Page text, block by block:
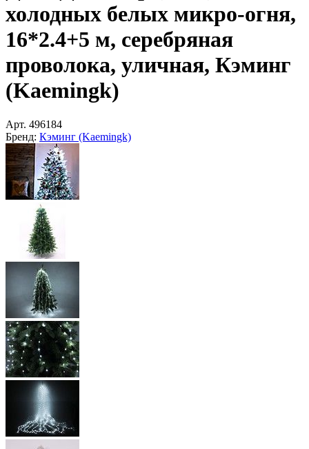
холодных белых микро-огня,
16*2.4+5 м, серебряная
проволока, уличная, Кэминг
(Kaemingk)
Арт. 496184
Бренд: Кэминг (Kaemingk)